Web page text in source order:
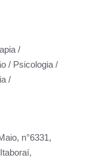
/
/ Psicologia /
/
n°6331,